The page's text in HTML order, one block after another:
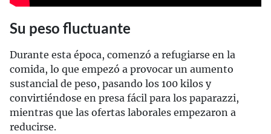
Su peso fluctuante
Durante esta época, comenzó a refugiarse en la
comida, lo que empezó a provocar un aumento
sustancial de peso, pasando los 100 kilos y
convirtiéndose en presa fácil para los paparazzi,
mientras que las ofertas laborales empezaron a
reducirse.